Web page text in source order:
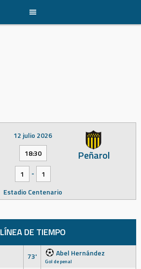
Peñarol
12 julio 2026
18:30
1 -
1
Estadio Centenario
LÍNEA DE TIEMPO
73' Abel Hernández
Gol de penal